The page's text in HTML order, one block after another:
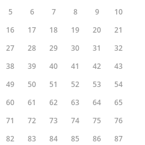
5 6 7 8 9
10
16 17 18 19 20
21
27 28 29 30 31
32
38 39 40 41 42
43
49 50 51 52 53
54
60 61 62 63 64
65
71 72 73 74 75
76
82 83 84 85 86
87